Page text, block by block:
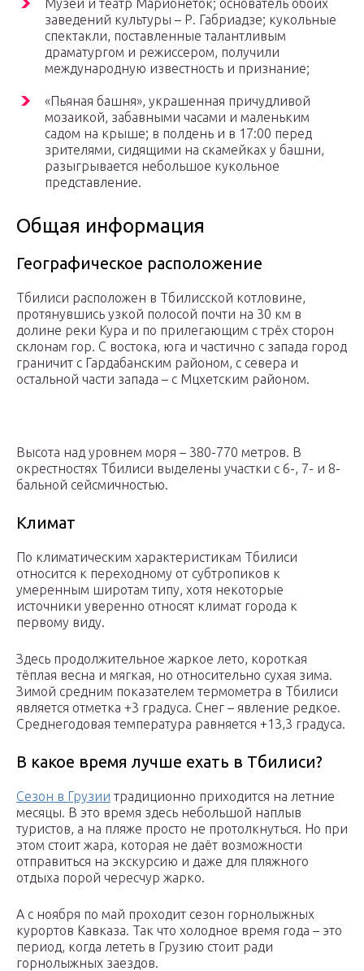
заведений культуры – Р. Габриадзе; кукольные
спектакли, поставленные талантливым
драматургом и режиссером, получили
международную известность и признание;
«Пьяная башня», украшенная причудливой
мозаикой, забавными часами и маленьким
садом на крыше; в полдень и в 17:00 перед
зрителями, сидящими на скамейках у башни,
разыгрывается небольшое кукольное
представление.
Общая информация
Географическое расположение
Тбилиси расположен в Тбилисской котловине,
протянувшись узкой полосой почти на 30 км в
долине реки Кура и по прилегающим с трёх сторон
склонам гор. С востока, юга и частично с запада город
граничит с Гардабанским районом, с севера и
остальной части запада – с Мцхетским районом.
Высота над уровнем моря – 380-770 метров. В
окрестностях Тбилиси выделены участки с 6-, 7- и 8-
бальной сейсмичностью.
Климат
По климатическим характеристикам Тбилиси
относится к переходному от субтропиков к
умеренным широтам типу, хотя некоторые
источники уверенно относят климат города к
первому виду.
Здесь продолжительное жаркое лето, короткая
тёплая весна и мягкая, но относительно сухая зима.
Зимой средним показателем термометра в Тбилиси
является отметка +3 градуса. Снег – явление редкое.
Среднегодовая температура равняется +13,3 градуса.
В какое время лучше ехать в Тбилиси?
Сезон в Грузии традиционно приходится на летние
месяцы. В это время здесь небольшой наплыв
туристов, а на пляже просто не протолкнуться. Но при
этом стоит жара, которая не даёт возможности
отправиться на экскурсию и даже для пляжного
отдыха порой чересчур жарко.
А с ноября по май проходит сезон горнолыжных
курортов Кавказа. Так что холодное время года – это
период, когда лететь в Грузию стоит ради
горнолыжных заездов.